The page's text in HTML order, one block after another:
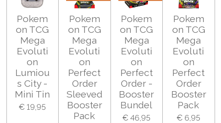
Pokem
on TCG
Mega
Evoluti
on
Lumiou
s City -
Mini Tin
€ 19,95
Pokem
on TCG
Mega
Evoluti
on
Perfect
Order
Sleeved
Booster
Pack
Pokem
on TCG
Mega
Evoluti
on
Perfect
Order -
Booster
Bundel
€ 46,95
Pokem
on TCG
Mega
Evoluti
on
Perfect
Order
Booster
Pack
€ 6,95